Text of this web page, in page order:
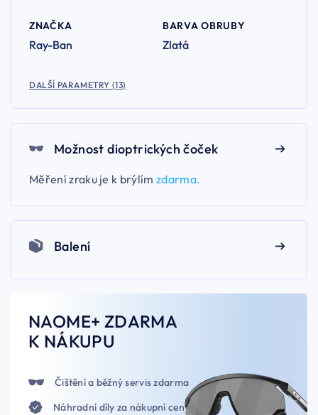
ZNAČKA
Ray-Ban
BARVA OBRUBY
Zlatá
DALŠÍ PARAMETRY (13)
Možnost dioptrických čoček
Měření zraku je k brýlím zdarma.
Balení
NAOME+ ZDARMA
K NÁKUPU
Čištění a běžný servis zdarma
Náhradní díly za nákupní ceny